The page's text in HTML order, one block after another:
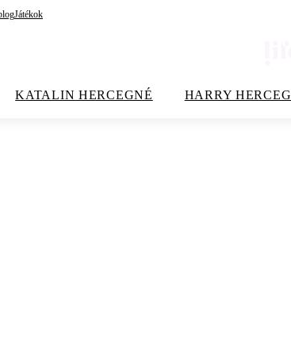
Játékok
KATALIN HERCEGNÉ HARRY HERCEG